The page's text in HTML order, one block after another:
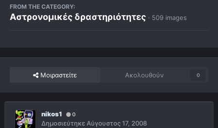
FROM THE CATEGORY:
Αστρονομικές δραστηριότητες · 509 images
Μοιραστείτε Ακολουθούν 0
nikos1 0
ΔημοσιεύτηκεΑύγουστος 17, 2008